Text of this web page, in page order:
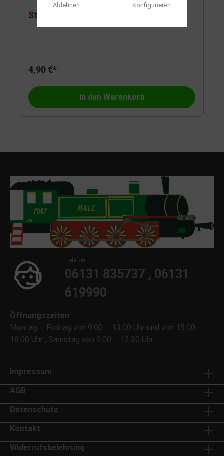
Stecker für NEM651 Schnittste
4,90 €*
In den Warenkorb
Telefon:
06131 835737 , 06131
619990
Öffnungszeiten
Montag – Freitag von 9.00 – 13.00 Uhr und von 15.00 –
18.00 Uhr ; Samstag von 9.00 – 12.30 Uhr
Impressum
AGB
Datenschutz
Kontakt
Widerrufsbelehrung
Ablehnen Konfigurieren